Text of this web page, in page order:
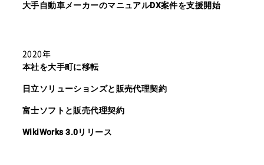
大手自動車メーカーのマニュアルDX案件を支援開始
2020年
本社を大手町に移転
日立ソリューションズと販売代理契約
富士ソフトと販売代理契約
WikiWorks 3.0リリース